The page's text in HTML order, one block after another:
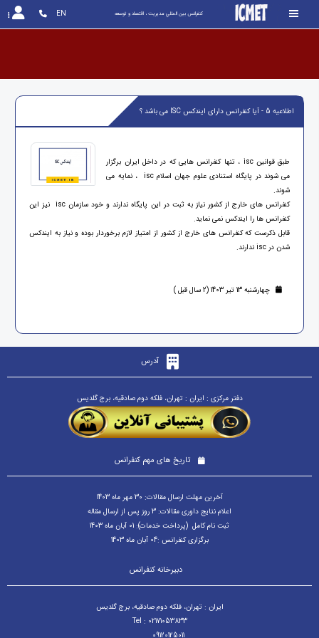
کنفرانس بين المللي مديريت ، اقتصاد و توسعه EN
اطلاعیه 5 - آیا کنفرانس دارای ایندکس ISC می باشد ؟
طبق قوانین isc ، تنها کنفرانس هایی که در داخل ایران برگزار
می شوند در پایگاه استنادی علوم جهان اسلام isc ، نمایه می
شوند.
کنفرانس های خارج از کشور نیاز به ثبت در این پایگاه ندارند و خود سازمان isc نیز این
کنفرانس ها را ایندکس نمی نماید.
قابل ذکرست که کنفرانس های خارج از کشور از امتیاز لازم برخوردار بوده و نیاز به ایندکس
شدن در isc ندارند.
چهارشنبه 13 تیر 1403 (2 سال قبل )
آدرس
دفتر مرکزی : ایران : تهران، فلکه دوم صادقیه، برج گلدیس
تاریخ های مهم کنفرانس
آخرین مهلت ارسال مقالات: 30 مهر ماه 1403
اعلام نتایج داوری مقالات: 3 روز پس از ارسال مقاله
ثبت نام کامل (پرداخت خدمات): 01 آبان ماه 1403
برگزاری کنفرانس :04 آبان ماه 1403
دبیرخانه کنفرانس
ایران : تهران، فلکه دوم صادقیه، برج گلدیس
Tel : 02171053833
09120125011